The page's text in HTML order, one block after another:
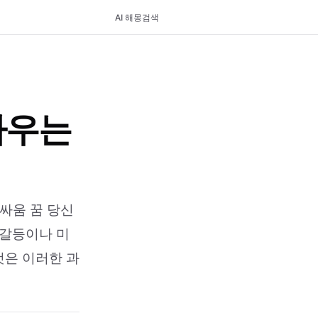
AI 해몽검색
는
움 꿈 당신
등이나 미
은 이러한 과